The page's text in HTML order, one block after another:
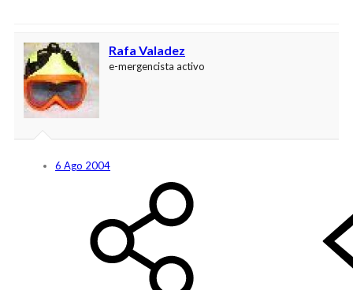
Rafa Valadez
e-mergencista activo
6 Ago 2004